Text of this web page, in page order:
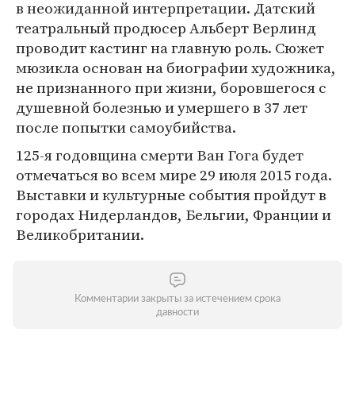
в неожиданной интерпретации. Датский
театральный продюсер Альберт Верлинд
проводит кастинг на главную роль. Сюжет
мюзикла основан на биографии художника,
не признанного при жизни, боровшегося с
душевной болезнью и умершего в 37 лет
после попытки самоубийства.
125-я годовщина смерти Ван Гога будет
отмечаться во всем мире 29 июля 2015 года.
Выставки и культурные события пройдут в
городах Нидерландов, Бельгии, Франции и
Великобритании.
Комментарии закрыты за истечением срока
давности